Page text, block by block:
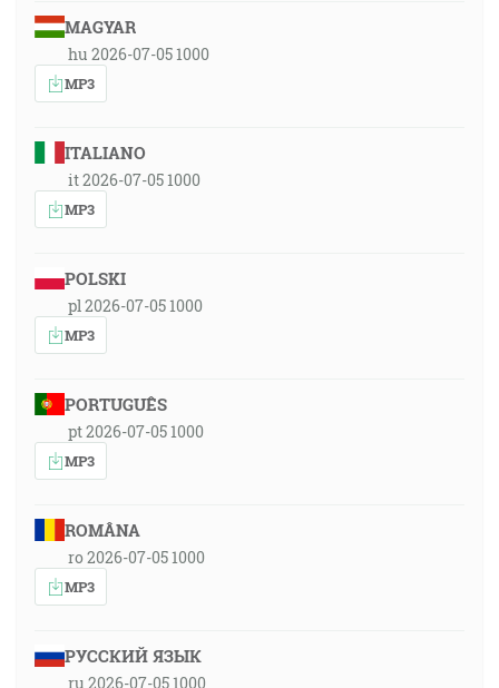
MAGYAR
hu 2026-07-05 1000
MP3
ITALIANO
it 2026-07-05 1000
MP3
POLSKI
pl 2026-07-05 1000
MP3
PORTUGUÊS
pt 2026-07-05 1000
MP3
ROMÂNA
ro 2026-07-05 1000
MP3
РУССКИЙ ЯЗЫК
ru 2026-07-05 1000